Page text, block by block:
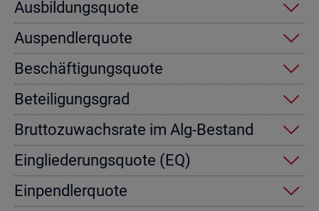
Aus­bil­dungs­quo­te
Aus­pend­ler­quo­te
Be­schäf­ti­gungs­quo­te
Be­tei­li­gungs­grad
Brut­to­zu­wachs­ra­te im Alg-Be­stand
Ein­glie­de­rungs­quo­te (EQ)
Ein­pend­ler­quo­te